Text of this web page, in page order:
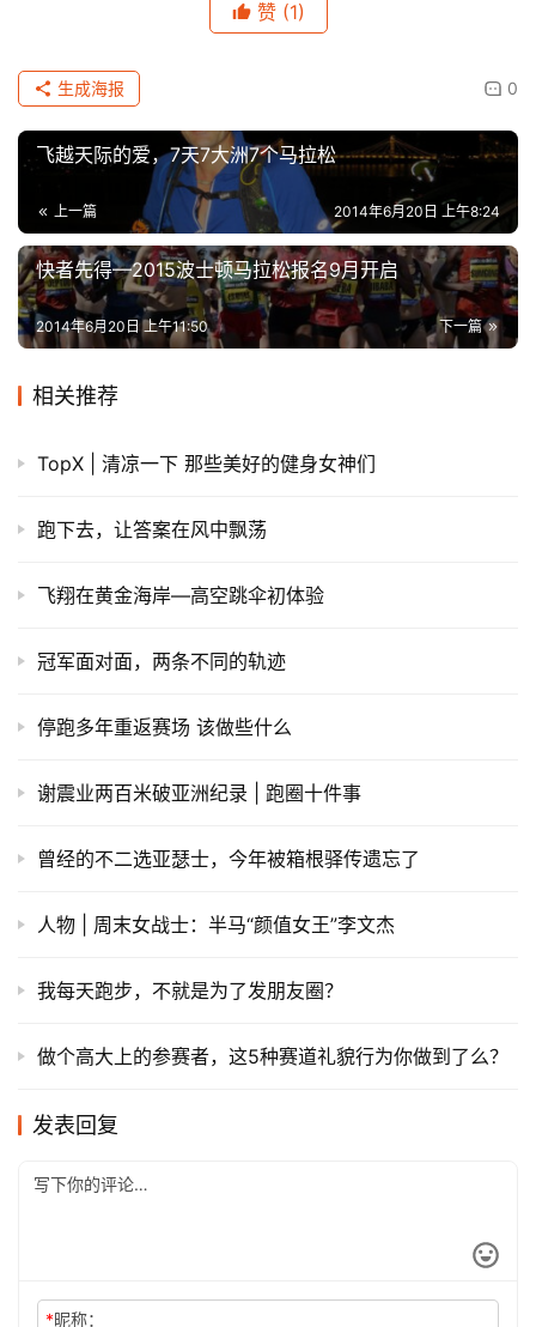
赞 (1)
0
生成海报
飞越天际的爱，7天7大洲7个马拉松
上一篇 2014年6月20日 上午8:24
快者先得—2015波士顿马拉松报名9月开启
下一篇
2014年6月20日 上午11:50
相关推荐
TopX | 清凉一下 那些美好的健身女神们
跑下去，让答案在风中飘荡
飞翔在黄金海岸—高空跳伞初体验
冠军面对面，两条不同的轨迹
停跑多年重返赛场 该做些什么
谢震业两百米破亚洲纪录 | 跑圈十件事
曾经的不二选亚瑟士，今年被箱根驿传遗忘了
人物 | 周末女战士：半马“颜值女王”李文杰
我每天跑步，不就是为了发朋友圈？
做个高大上的参赛者，这5种赛道礼貌行为你做到了么？
发表回复
*昵称：